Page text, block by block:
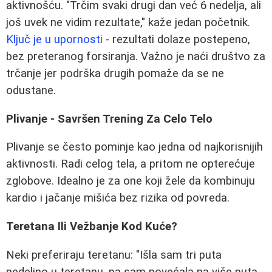
aktivnošću. "Trčim svaki drugi dan već 6 nedelja, ali
još uvek ne vidim rezultate," kaže jedan početnik.
Ključ je u upornosti - rezultati dolaze postepeno,
bez preteranog forsiranja. Važno je naći društvo za
trčanje jer podrška drugih pomaže da se ne
odustane.
Plivanje - Savršen Trening Za Celo Telo
Plivanje se često pominje kao jedna od najkorisnijih
aktivnosti. Radi celog tela, a pritom ne opterećuje
zglobove. Idealno je za one koji žele da kombinuju
kardio i jačanje mišića bez rizika od povreda.
Teretana Ili Vežbanje Kod Kuće?
Neki preferiraju teretanu: "Išla sam tri puta